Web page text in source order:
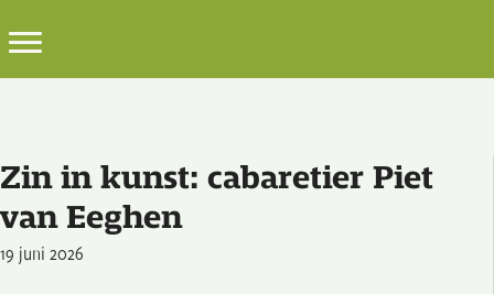
Zin in kunst: cabaretier Piet
van Eeghen
19 juni 2026